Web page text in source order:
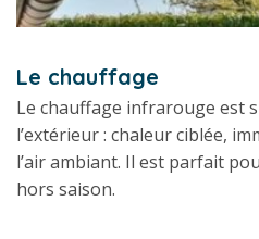
Le chauffage
Le chauffage infrarouge est
l’extérieur : chaleur ciblée,
l’air ambiant. Il est parfait
hors saison.